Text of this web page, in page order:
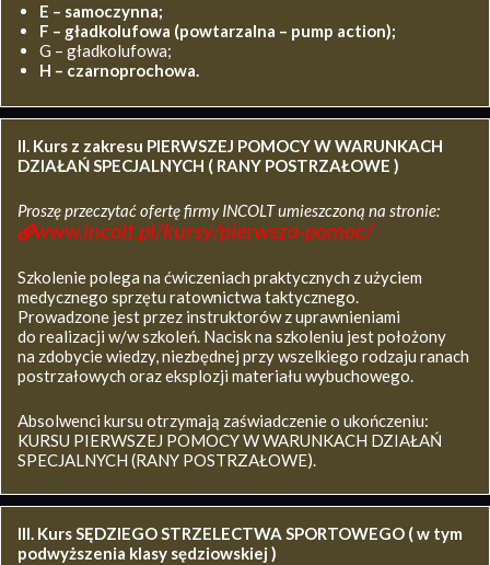
E – samoczynna;
F – gładkolufowa (powtarzalna – pump action);
G – gładkolufowa;
H – czarnoprochowa.
II. Kurs z zakresu PIERWSZEJ POMOCY W WARUNKACH
DZIAŁAŃ SPECJALNYCH ( RANY POSTRZAŁOWE )
Proszę przeczytać ofertę firmy INCOLT umieszczoną na stronie:
www.incolt.pl/kursy/pierwsza-pomoc/
Szkolenie polega na ćwiczeniach praktycznych z użyciem
medycznego sprzętu ratownictwa taktycznego.
Prowadzone jest przez instruktorów z uprawnieniami
do realizacji w/w szkoleń. Nacisk na szkoleniu jest położony
na zdobycie wiedzy, niezbędnej przy wszelkiego rodzaju ranach
postrzałowych oraz eksplozji materiału wybuchowego.
Absolwenci kursu otrzymają zaświadczenie o ukończeniu:
KURSU PIERWSZEJ POMOCY W WARUNKACH DZIAŁAŃ
SPECJALNYCH (RANY POSTRZAŁOWE).
III. Kurs SĘDZIEGO STRZELECTWA SPORTOWEGO ( w tym
podwyższenia klasy sędziowskiej )